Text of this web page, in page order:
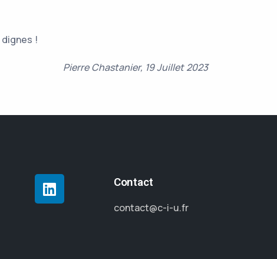
!
Pierre Chastanier, 19 Juillet 2023
Contact
contact@c-i-u.fr